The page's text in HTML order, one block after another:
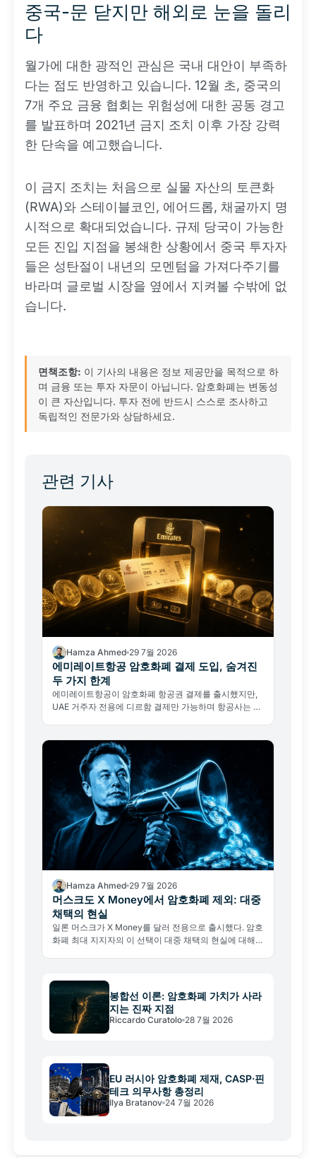
중국-문 닫지만 해외로 눈을 돌리
다
월가에 대한 광적인 관심은 국내 대안이 부족하
다는 점도 반영하고 있습니다. 12월 초, 중국의
7개 주요 금융 협회는 위험성에 대한 공동 경고
를 발표하며 2021년 금지 조치 이후 가장 강력
한 단속을 예고했습니다.
이 금지 조치는 처음으로 실물 자산의 토큰화
(RWA)와 스테이블코인, 에어드롭, 채굴까지 명
시적으로 확대되었습니다. 규제 당국이 가능한
모든 진입 지점을 봉쇄한 상황에서 중국 투자자
들은 성탄절이 내년의 모멘텀을 가져다주기를
바라며 글로벌 시장을 옆에서 지켜볼 수밖에 없
습니다.
면책조항: 이 기사의 내용은 정보 제공만을 목적으로 하
며 금융 또는 투자 자문이 아닙니다. 암호화폐는 변동성
이 큰 자산입니다. 투자 전에 반드시 스스로 조사하고
독립적인 전문가와 상담하세요.
관련 기사
Hamza Ahmed 29 7월 2026
에미레이트항공 암호화폐 결제 도입, 숨겨진
두 가지 한계
에미레이트항공이 암호화폐 항공권 결제를 출시했지만,
UAE 거주자 전용에 디르함 결제만 가능하며 항공사는 암
Hamza Ahmed 29 7월 2026
머스크도 X Money에서 암호화폐 제외: 대중
채택의 현실
일론 머스크가 X Money를 달러 전용으로 출시했다. 암호
화폐 최대 지지자의 이 선택이 대중 채택의 현실에 대해
봉합선 이론: 암호화폐 가치가 사라
지는 진짜 지점
Riccardo Curatolo 28 7월 2026
EU 러시아 암호화폐 제재, CASP·핀
테크 의무사항 총정리
Ilya Bratanov 24 7월 2026